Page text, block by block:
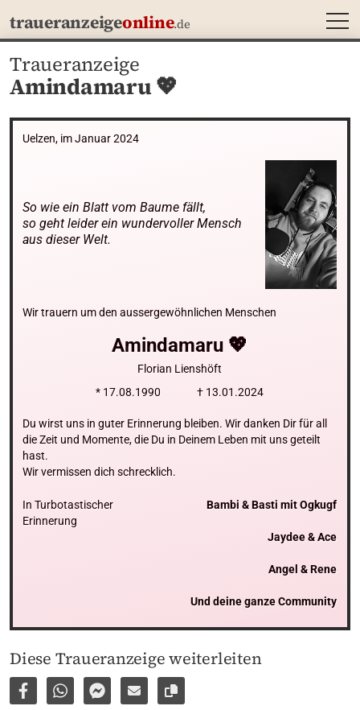
traueranzeigeonline.de
Traueranzeige
Amindamaru 💖
Uelzen, im Januar 2024
So wie ein Blatt vom Baume fällt,
so geht leider ein wundervoller Mensch
aus dieser Welt.
Wir trauern um den aussergewöhnlichen Menschen
Amindamaru 💖
Florian Lienshöft
* 17.08.1990
† 13.01.2024
Du wirst uns in guter Erinnerung bleiben. Wir danken Dir für all
die Zeit und Momente, die Du in Deinem Leben mit uns geteilt
hast.
Wir vermissen dich schrecklich.
In Turbotastischer
Erinnerung
Bambi & Basti mit Ogkugf
Jaydee & Ace
Angel & Rene
Und deine ganze Community
Diese Traueranzeige weiterleiten
Auf Facebook teilen
Per WhatsApp weiterleiten
Per Facebook Messenger weiterleiten
Per E-Mail versenden
Link zur Seite kopieren